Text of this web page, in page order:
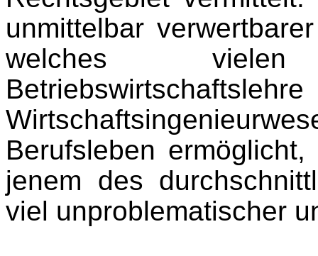
unmittelbar
welches
Berufsleben
jenem des
viel unproblematischer